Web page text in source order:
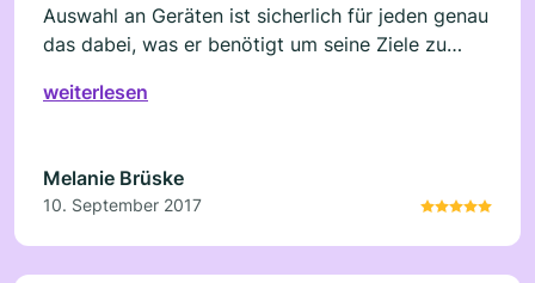
Auswahl an Geräten ist sicherlich für jeden genau
das dabei, was er benötigt um seine Ziele zu
weiterlesen
Melanie Brüske
10. September 2017